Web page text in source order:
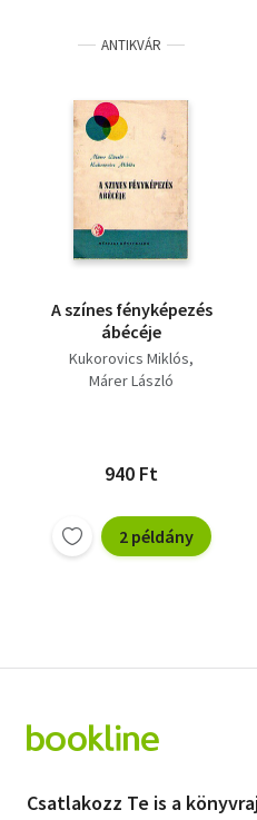
Tankönyv, segédkönyv
Társadalomtudomány
Természettudomány
Történelem
ANTIKVÁR
A színes fényképezés
ábécéje
Kukorovics Miklós
Márer László
940 Ft
2 példány
Csatlakozz Te is a